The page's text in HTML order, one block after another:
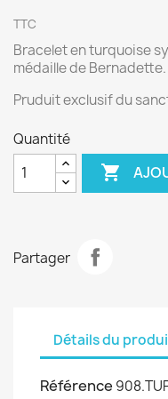
TTC
Bracelet en turquoise
médaille de Bernadette.
Pruduit exclusif du
Quantité

Partager
Détails du
Référence